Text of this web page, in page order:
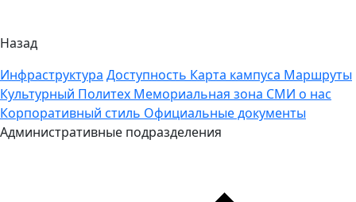
Назад
Инфраструктура Доступность Карта кампуса Маршруты
Культурный Политех Мемориальная зона СМИ о нас
Корпоративный стиль Официальные документы
Административные подразделения